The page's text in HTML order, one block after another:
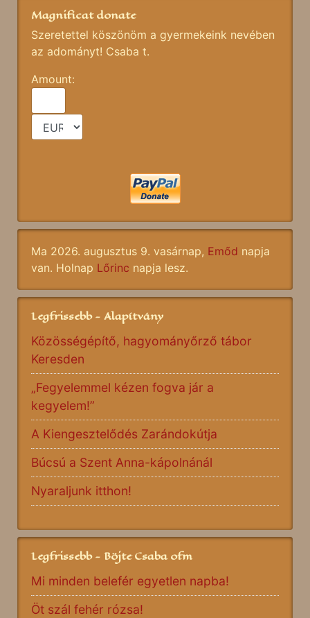
Magnificat donate
Szeretettel köszönöm a gyermekeink nevében
az adományt! Csaba t.
Amount:
Ma 2026. augusztus 9. vasárnap, Emőd napja
van. Holnap Lőrinc napja lesz.
Legfrissebb - Alapítvány
Közösségépítő, hagyományőrző tábor
Keresden
„Fegyelemmel kézen fogva jár a
kegyelem!”
A Kiengesztelődés Zarándokútja
Búcsú a Szent Anna-kápolnánál
Nyaraljunk itthon!
Legfrissebb - Böjte Csaba ofm
Mi minden belefér egyetlen napba!
Öt szál fehér rózsa!